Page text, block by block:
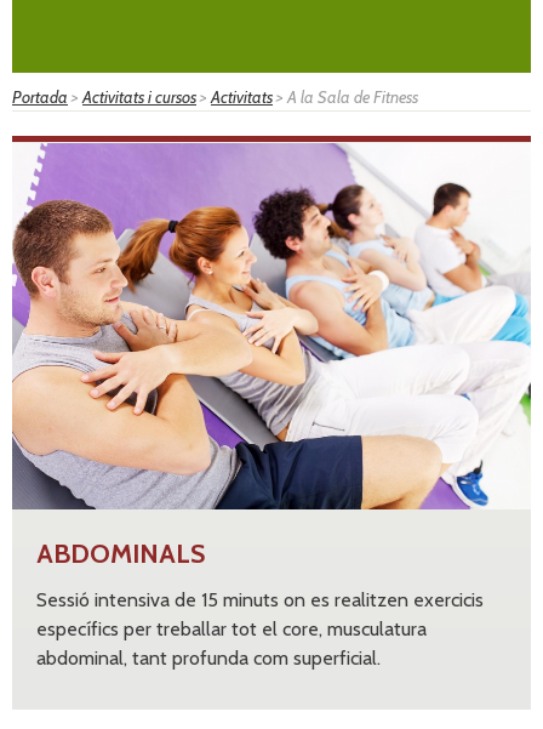
Portada> Activitats i cursos> Activitats> A la Sala de Fitness
ABDOMINALS
Sessió intensiva de 15 minuts on es realitzen exercicis
específics per treballar tot el core, musculatura
abdominal, tant profunda com superficial.